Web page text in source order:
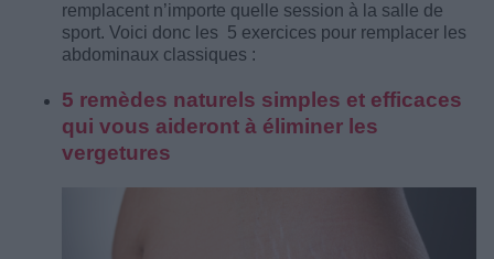
remplacent n’importe quelle session à la salle de
sport. Voici donc les 5 exercices pour remplacer les
abdominaux classiques :
5 remèdes naturels simples et efficaces
qui vous aideront à éliminer les
vergetures